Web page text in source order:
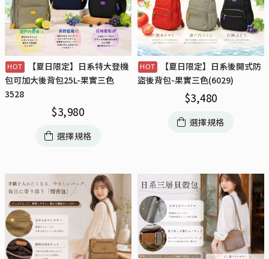
【夏日限定】日系特大登機
包可加大後背包25L-果實三色
3528
$3,980
選擇規格
【夏日限定】日系後開式防
盜後背包-果實三色(6029)
$3,480
選擇規格